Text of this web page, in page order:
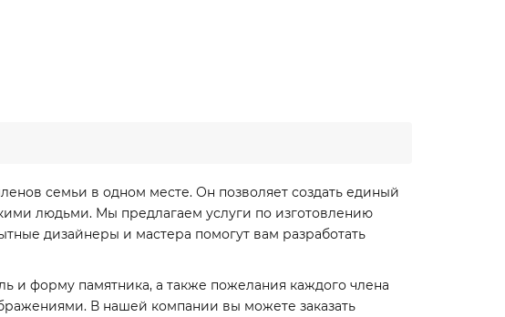
семьи в одном месте. Он позволяет создать единый
людьми. Мы предлагаем услуги по изготовлению
дизайнеры и мастера помогут вам разработать
и форму памятника, а также пожелания каждого члена
В нашей компании вы можете заказать